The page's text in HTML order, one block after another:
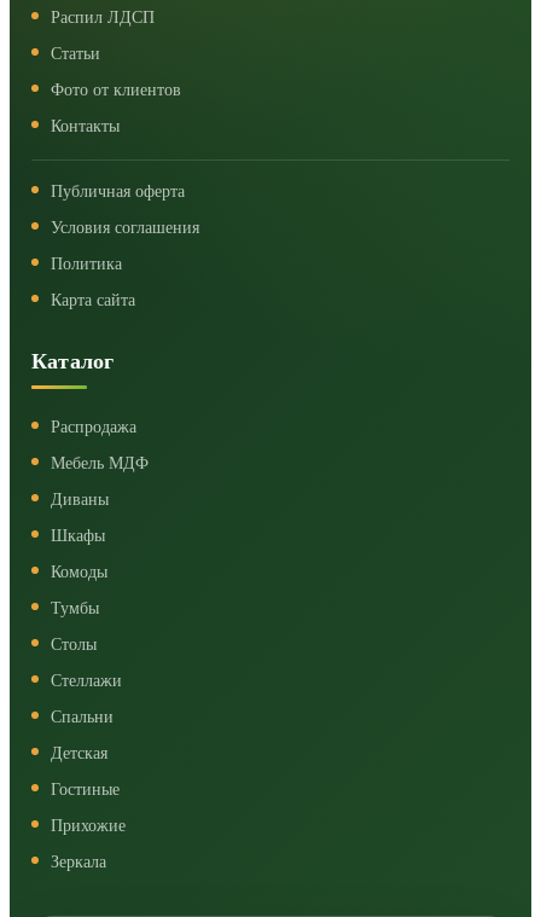
Распил ЛДСП
Статьи
Фото от клиентов
Контакты
Публичная оферта
Условия соглашения
Политика
Карта сайта
Каталог
Распродажа
Мебель МДФ
Диваны
Шкафы
Комоды
Тумбы
Столы
Стеллажи
Спальни
Детская
Гостиные
Прихожие
Зеркала